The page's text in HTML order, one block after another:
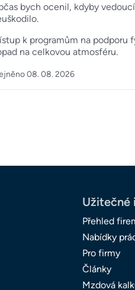
bych ocenil, kdyby
k programům na
na celkovou atmosféru.
08. 08. 2026
Užitečné
Přehled
Nabídky
Pro firmy
Články
Mzdová